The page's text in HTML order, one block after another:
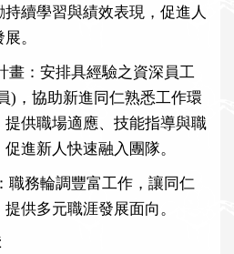
續學習與績效表現，促進人
。
畫：安排具經驗之資深員工
)，協助新進同仁熟悉工作環
提供職場適應、技能指導與職
進新人快速融入團隊。
職務輪調豐富工作，讓同仁
供多元職涯發展面向。